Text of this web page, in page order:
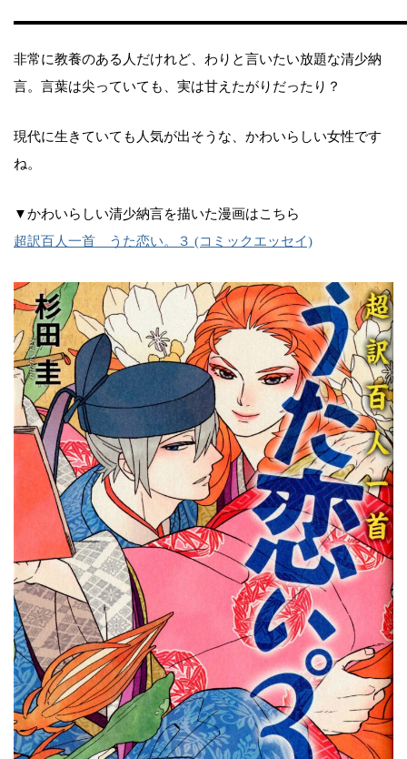
非常に教養のある人だけれど、わりと言いたい放題な清少納
言。言葉は尖っていても、実は甘えたがりだったり？
現代に生きていても人気が出そうな、かわいらしい女性です
ね。
▼かわいらしい清少納言を描いた漫画はこちら
超訳百人一首 うた恋い。３ (コミックエッセイ)